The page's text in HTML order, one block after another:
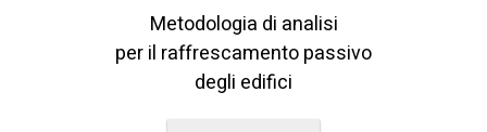
Metodologia di analisi
per il raffrescamento passivo
degli edifici